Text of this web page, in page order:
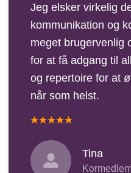
Jeg elsker virkelig
kommunikation og
meget brugervenlig
for at få adgang til
og repertoire for at
når som helst.
Tina